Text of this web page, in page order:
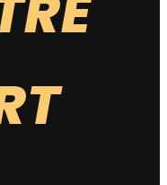
en fonction de leur